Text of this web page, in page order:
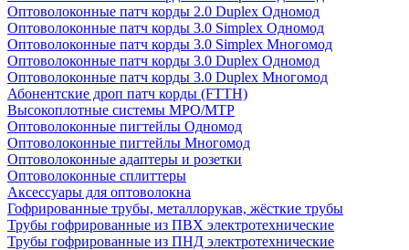
Оптоволоконные патч корды 2.0 Duplex Одномод
Оптоволоконные патч корды 3.0 Simplex Одномод
Оптоволоконные патч корды 3.0 Simplex Многомод
Оптоволоконные патч корды 3.0 Duplex Одномод
Оптоволоконные патч корды 3.0 Duplex Многомод
Абонентские дроп патч корды (FTTH)
Высокоплотные системы MPO/MTP
Оптоволоконные пигтейлы Одномод
Оптоволоконные пигтейлы Многомод
Оптоволоконные адаптеры и розетки
Оптоволоконные сплиттеры
Аксессуары для оптоволокна
Гофрированные трубы, металлорукав, жёсткие трубы
Трубы гофрированные из ПВХ электротехнические
Трубы гофрированные из ПНД электротехнические